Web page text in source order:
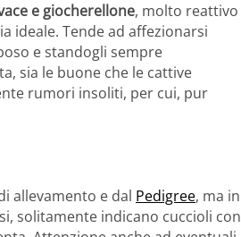
e giocherellone, molto reattivo
ideale. Tende ad affezionarsi
e standogli sempre
sia le buone che le cattive
rumori insoliti, per cui, pur
allevamento e dal Pedigree, ma in
solitamente indicano cuccioli con